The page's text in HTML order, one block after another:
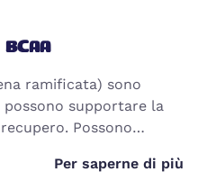
ramificata) sono
possono supportare la
Possono
a leggere per
Per saperne di più